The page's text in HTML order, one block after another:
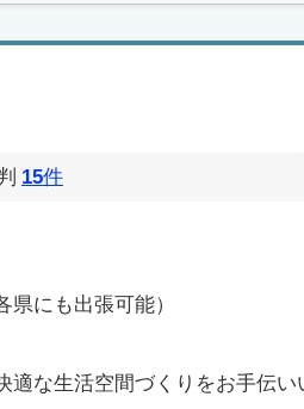
15件
県にも出張可能）
適な生活空間づくりをお手伝い